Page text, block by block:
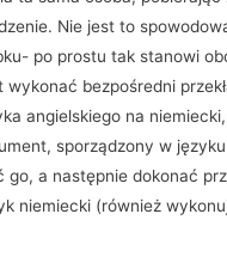
Nie jest to
po prostu tak stanowi
bezpośredni
angielskiego na
sporządzony w
go, a następnie dokonać
niemiecki (również